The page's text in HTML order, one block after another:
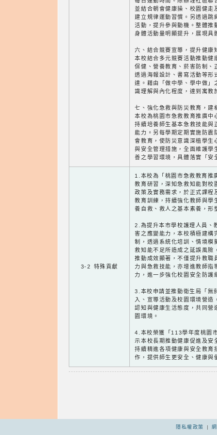
並結合朝會健康操、校園健走
建立規律運動習慣。另透過跳
活動，提升參與動機。整體推
身體活動量明顯提升，展現具
六、結合競賽宣導，提升健康
本校結合多元競賽活動推動健
保健、營養教育、菸害防制、
透過海報設計、書寫活動等形
達。藉由「做中學、學中做」
識理解與內化程度，達到寓教
七、強化急救與防災教育，建
本校為桃園市急救教育推廣中
持續培養師生基本急救技能與
能力。另每學期定期實施防震
會教育，使防災意識深植學生
與安全管理措施，全面維護學
善之學習環境，具體落實「安
3-2 特殊貢獻
1.本校為「桃園市急救教育推
教育研習，深知急救知能對校
政策及實務需求，於正式課程
教育訓練，持續強化教師與學
養自救、救人之基本素養，形
2.為提升本市學校護理人員、
害之應變能力，本校積極建構
制，透過系統化培訓、情境模
救知能不足所造成之延誤風險
推動成效顯著，不僅提升教職
力與急救技能，亦增進教師指
力，進一步強化校園安全防護
3.本校申請並推動衛生局「無
入、宣導活動及校園環境營
認知與健康生活態度，共同營
園環境。
4.本校榮獲「113學年度桃園
示本校長期推動健康促進及安
持續精進各項健康與安全教育
作，提供師生更安全、健康與
隱私權政策 |